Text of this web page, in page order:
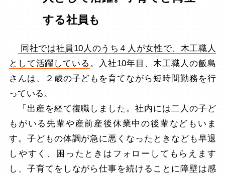
する社員も
同社では社員10人のうち４人が女性で、木工職人
として活躍している 。入社10年目、木工職人の飯島
さんは、２歳の子どもを育てながら短時間勤務を行
っている。
「出産を経て復職しました。社内には二人の子ど
もがいる先輩や産前産後休業中の後輩などもいま
す。子どもの体調が急に悪くなったときなども早退
しやすく、困ったときはフォローしてもらえます
し、子育てをしながら仕事を続けることに障壁は感